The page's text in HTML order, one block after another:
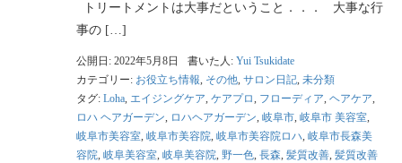
トリートメントは大事だということ．．． 大事な行
事の […]
公開日: 2022年5月8日 書いた人: Yui Tsukidate
カテゴリー: お役立ち情報 その他 サロン日記 未分類
タグ: Loha エイジングケア ケアプロ フローディア ヘアケア
ロハ ヘアガーデン
ロハヘアガーデン 岐阜市 岐阜市 美容室
岐阜市美容室 岐阜市美容院 岐阜市美容院ロハ 岐阜市長森美
容院 岐阜美容室 岐阜美容院 野一色 長森 髪質改善 髪質改善